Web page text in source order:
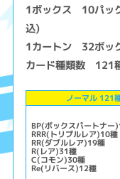
1ボックス 10パッ
込)
1カートン 32ボッ
カード種類数 121
ノーマル 121
BP(ボックスパートナー
RRR(トリプルレア)10種
RR(ダブルレア)19種
R(レア)31種
C(コモン)30種
Re(リバース)12種